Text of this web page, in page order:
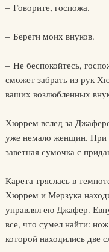
– Говорите, госпожа.
– Береги моих внуков.
– Не беспокойтесь,
сможет забрать из рук
ваших возлюбленных
Хюррем вслед за
уже немало женщин. При
заветная сумочка с
Карета тряслась в
Хюррем и Мерзука
управлял ею Джафер.
все, что сумел найти:
которой находились две